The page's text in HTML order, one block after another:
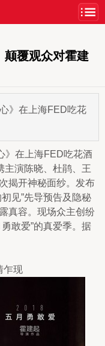
颠覆观众对霍建
》在上海FED吃花
》在上海FED吃花酒
主演陈晓、杜鹃、王
揭开神秘面纱。发布
见”先导预告及隐秘
真容。现场众主创纷
敢爱”的真爱季。据
乍现